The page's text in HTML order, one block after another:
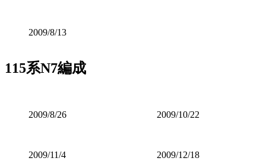
2009/8/13
115系N7編成
2009/8/26 2009/10/22
2009/11/4 2009/12/18